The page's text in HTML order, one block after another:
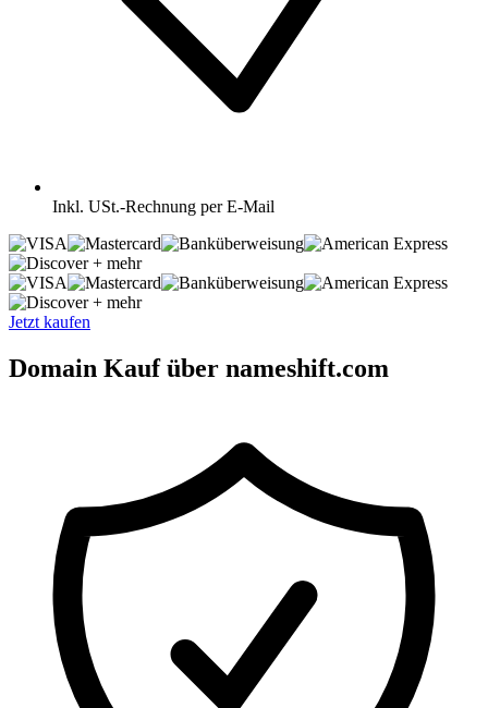
Inkl. USt.-Rechnung per E-Mail
+ mehr
+ mehr
Jetzt kaufen
Domain Kauf über nameshift.com